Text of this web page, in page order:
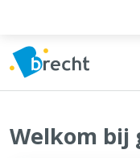
Welkom bij